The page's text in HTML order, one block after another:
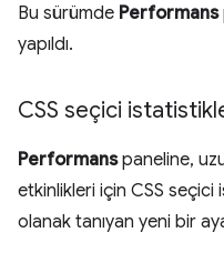
Bu sürümde Performans
yapıldı.
CSS seçici
Performanspaneline,
etkinlikleri için CSS seçici
olanak tanıyan yeni bir